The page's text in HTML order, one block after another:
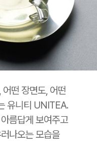
떤 장면도, 어떤
유니티 UNITEA.
름답게 보여주고
나오는 모습을